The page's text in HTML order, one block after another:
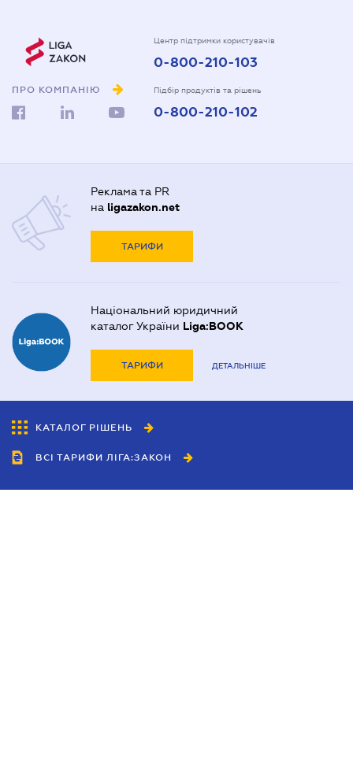
ПРО КОМПАНІЮ
Центр підтримки користувачів
0-800-210-103
Підбір продуктів та рішень
0-800-210-102
Реклама та PR
на ligazakon.net
ТАРИФИ
Національний юридичний
каталог України Liga:BOOK
ТАРИФИ ДЕТАЛЬНІШЕ
КАТАЛОГ РІШЕНЬ
ВСІ ТАРИФИ ЛІГА:ЗАКОН